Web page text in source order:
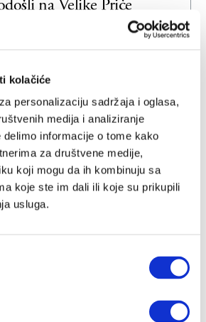
kolačiće
personalizaciju sadržaja i oglasa,
medija i analiziranje
delimo informacije o tome kako
za društvene medije,
koji mogu da ih kombinuju sa
koje ste im dali ili koje su prikupili
usluga.
naVelike Priče
e-pošte da biste se prijavili ili kreirali